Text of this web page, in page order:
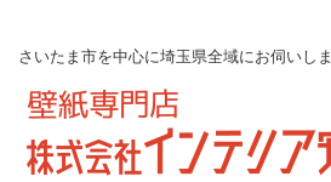
さいたま市を中心に埼玉県全域にお伺いし